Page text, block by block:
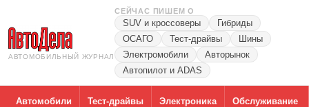
АВТОМОБИЛЬНЫЙ ЖУРНАЛ
СЕЙЧАС ПИШЕМ О
SUV и кроссоверы
Гибриды
ОСАГО
Тест-драйвы
Шины
Электромобили
Авторынок
Автопилот и ADAS
Автомобили Тест-драйвы Электроника Обслуживание